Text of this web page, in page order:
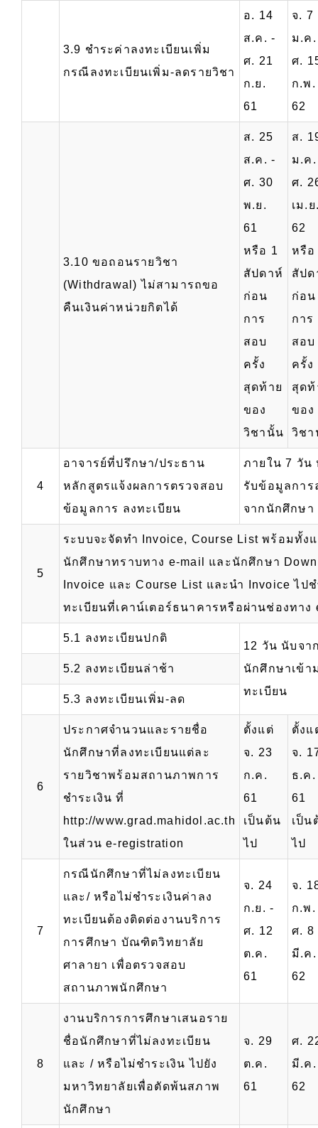
3.9 ชำระค่าลงทะเบียนเพิ่ม
กรณีลงทะเบียนเพิ่ม-ลดรายวิชา
อ. 14
ส.ค. -
ศ. 21
ก.ย.
61
จ. 7
ม.ค.
ศ.
ก.พ.
62
3.10 ขอถอนรายวิชา
(Withdrawal) ไม่สามารถขอ
คืนเงินค่าหน่วยกิตได้
ส. 25
ส.ค. -
ศ. 30
พ.ย.
61
หรือ 1
สัปดาห์
ก่อน
การ
สอบ
ครั้ง
สุดท้าย
ของ
วิชานั้น
ส.
ม.ค.
ศ.
เม.ย
62
หรือ
สัปด
ก่อน
การ
สอบ
ครั้ง
สุดท้
ของ
วิช
4
อาจารย์ที่ปรึกษา/ประธาน
หลักสูตรแจ้งผลการตรวจสอบ
ข้อมูลการ ลงทะเบียน
ภายใน 7 วัน
รับข้อมูลการ
จากนักศึกษา
5
ระบบจะจัดทำ Invoice, Course List พร้อมทั้ง
นักศึกษาทราบทาง e-mail และนักศึกษา
Invoice และ Course List และนำ Invoice ไป
ทะเบียนที่เคาน์เตอร์ธนาคารหรือผ่านช่องทาง
5.1 ลงทะเบียนปกติ
12 วัน นับจา
นักศึกษาเข้า
ทะเบียน
5.2 ลงทะเบียนล่าช้า
5.3 ลงทะเบียนเพิ่ม-ลด
6
ประกาศจำนวนและรายชื่อ
นักศึกษาที่ลงทะเบียนแต่ละ
รายวิชาพร้อมสถานภาพการ
ชำระเงิน ที่
http://www.grad.mahidol.ac.th
ในส่วน e-registration
ตั้งแต่
จ. 23
ก.ค.
61
เป็นต้น
ไป
ตั้งแ
จ.
ธ.ค.
61
เป็น
ไป
7
กรณีนักศึกษาที่ไม่ลงทะเบียน
และ/ หรือไม่ชำระเงินค่าลง
ทะเบียนต้องติดต่องานบริการ
การศึกษา บัณฑิตวิทยาลัย
ศาลายา เพื่อตรวจสอบ
สถานภาพนักศึกษา
จ. 24
ก.ย. -
ศ. 12
ต.ค.
61
จ.
ก.พ.
ศ. 8
มี.ค.
62
8
งานบริการการศึกษาเสนอราย
ชื่อนักศึกษาที่ไม่ลงทะเบียน
และ / หรือไม่ชำระเงิน ไปยัง
มหาวิทยาลัยเพื่อตัดพ้นสภาพ
นักศึกษา
จ. 29
ต.ค.
61
ศ.
มี.ค.
62